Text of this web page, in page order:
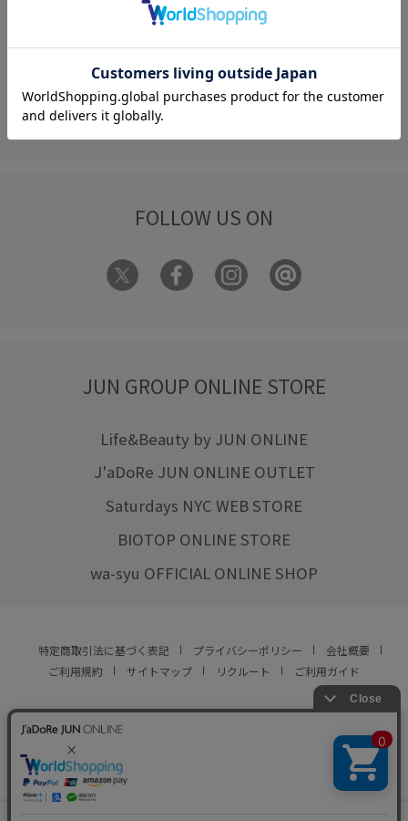
FAQ
お問い合わせ
フォーム
FOLLOW US ON
JUN GROUP ONLINE STORE
Life&Beauty by JUN ONLINE
J'aDoRe JUN ONLINE OUTLET
Saturdays NYC WEB STORE
BIOTOP ONLINE STORE
wa-syu OFFICIAL ONLINE SHOP
特定商取引法に基づく表記 プライバシーポリシー
会社概要
ご利用規約
サイトマップ リクルート ご利用ガイド
© JUN CO.,LTD. ALL RIGHTS RESERVED.